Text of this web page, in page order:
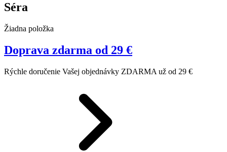
Séra
Žiadna položka
Doprava zdarma od 29 €
Rýchle doručenie Vašej objednávky ZDARMA už od 29 €